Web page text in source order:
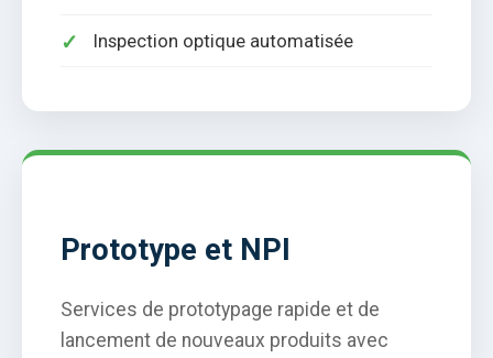
Inspection optique automatisée
Prototype et NPI
Services de prototypage rapide et de
lancement de nouveaux produits avec